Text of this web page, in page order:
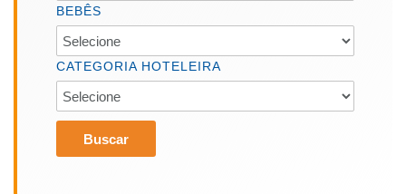
BEBÊS
CATEGORIA HOTELEIRA
Buscar